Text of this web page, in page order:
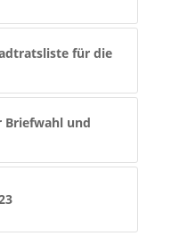
für die
Briefwahl und